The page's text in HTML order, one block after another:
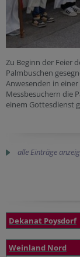
Zu Beginn der Feier
Palmbuschen
Anwesenden in
Messbesuchern die
einem Gottesdienst
alle Einträge
Dekanat Poysdorf
Weinland Nord